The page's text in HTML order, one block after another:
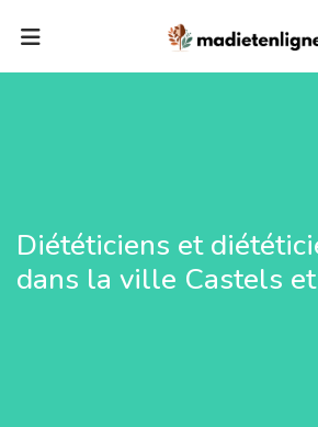
Diététiciens et
dans la ville Castels